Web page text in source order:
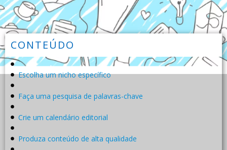
CONTEÚDO
Escolha um nicho específico
Faça uma pesquisa de palavras-chave
Crie um calendário editorial
Produza conteúdo de alta qualidade